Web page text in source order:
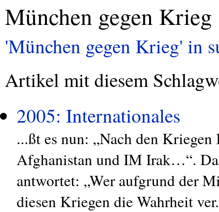
München gegen Krieg
'München gegen Krieg' in
Artikel mit diesem
2005: Internationales
...ßt es nun: „Nach den
Afghanistan und IM Irak…“.
antwortet: „Wer aufgrund der
diesen Kriegen die Wahrheit